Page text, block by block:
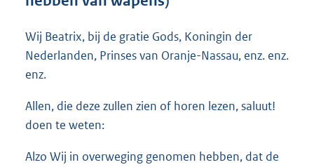
Wij Beatrix, bij de gratie Gods, Koningin der
Nederlanden, Prinses van Oranje-Nassau, enz. enz.
enz.
Allen, die deze zullen zien of horen lezen, saluut!
doen te weten:
Alzo Wij in overweging genomen hebben, dat de